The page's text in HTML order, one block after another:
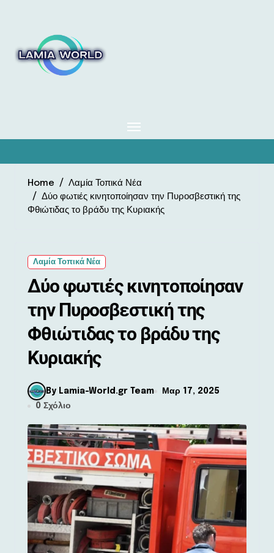
Home
Λαμία Τοπικά Νέα
Δύο φωτιές κινητοποίησαν την Πυροσβεστική της
Φθιώτιδας το βράδυ της Κυριακής
Λαμία Τοπικά Νέα
Δύο φωτιές κινητοποίησαν
την Πυροσβεστική της
Φθιώτιδας το βράδυ της
Κυριακής
By Lamia-World.gr Team
Μαρ 17, 2025
0 Σχόλιο